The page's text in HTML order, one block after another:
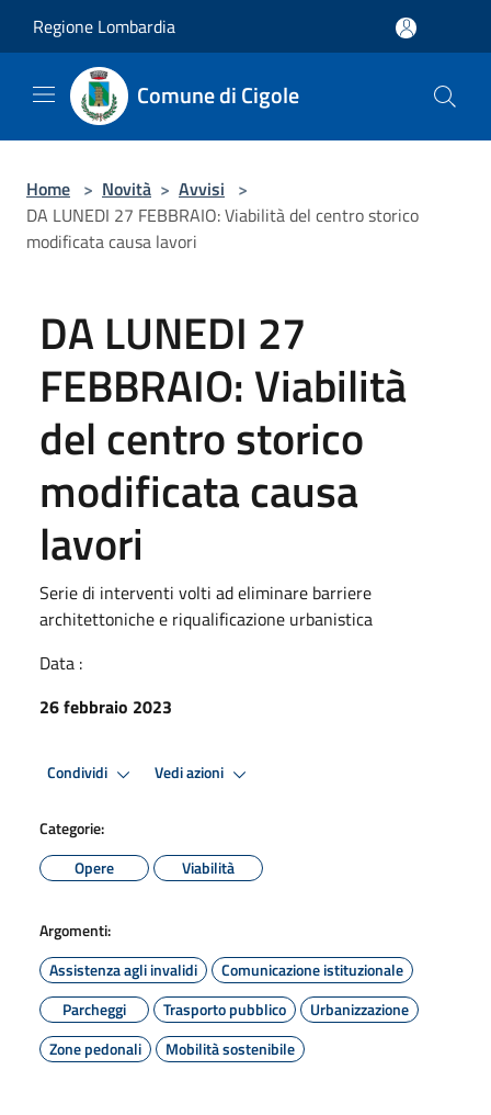
Regione Lombardia
Comune di Cigole
Home > Novità > Avvisi >
DA LUNEDI 27 FEBBRAIO: Viabilità del centro storico
modificata causa lavori
DA LUNEDI 27
FEBBRAIO: Viabilità
del centro storico
modificata causa
lavori
Serie di interventi volti ad eliminare barriere
architettoniche e riqualificazione urbanistica
Data :
26 febbraio 2023
Condividi Vedi azioni
Categorie:
Opere
Viabilità
Argomenti:
Assistenza agli invalidi
Comunicazione istituzionale
Parcheggi
Trasporto pubblico
Urbanizzazione
Zone pedonali
Mobilità sostenibile